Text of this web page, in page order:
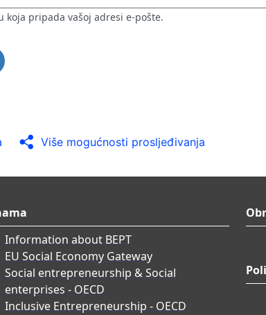
koja pripada vašoj adresi e-pošte.
Više mogućnosti prosljeđivanja
Information about BEPT
EU Social Economy Gateway
Social entrepreneurship & Social
enterprises - OECD
Inclusive Entrepreneurship - OECD